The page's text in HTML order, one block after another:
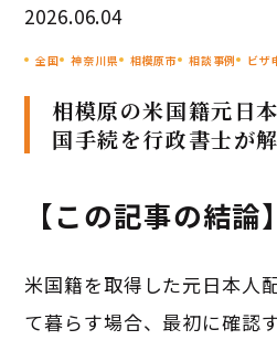
2026.06.04
全国 神奈川県 相模原市 相談事例 ビザ
相模原の米国籍元日
国手続を行政書士が
【この記事の結論】
米国籍を取得した元日本人
て暮らす場合、最初に確認